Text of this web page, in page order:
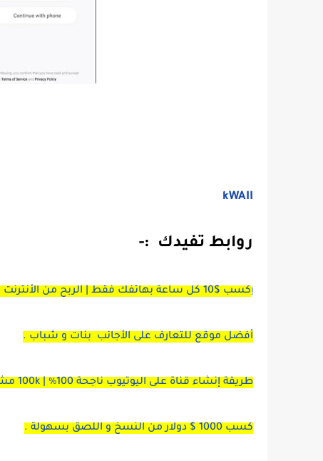
kWAII
روابط تفيدك :-
إكسب $10 كل ساعة بهاتفك فقط | الربح من الأنترنت 2021 للمبتدئين بدون رأس مال .
أفضل موقع للتعارف على الأجانب بنات و شباب .
طريقة إنشاء قناة على اليوتيوب ناجحة 100٪ | 100k مشترك في 3 أشهر .
كسب 1000 $ دولار من النسخ و اللصق بسهولة .